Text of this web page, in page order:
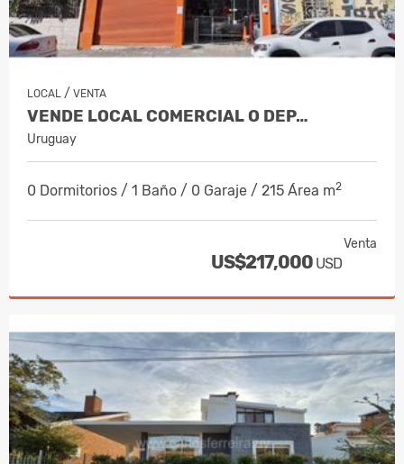
LOCAL / VENTA
VENDE LOCAL COMERCIAL O DEP…
Uruguay
0 Dormitorios / 1 Baño / 0 Garaje / 215 Área m2
Venta
US$217,000 USD